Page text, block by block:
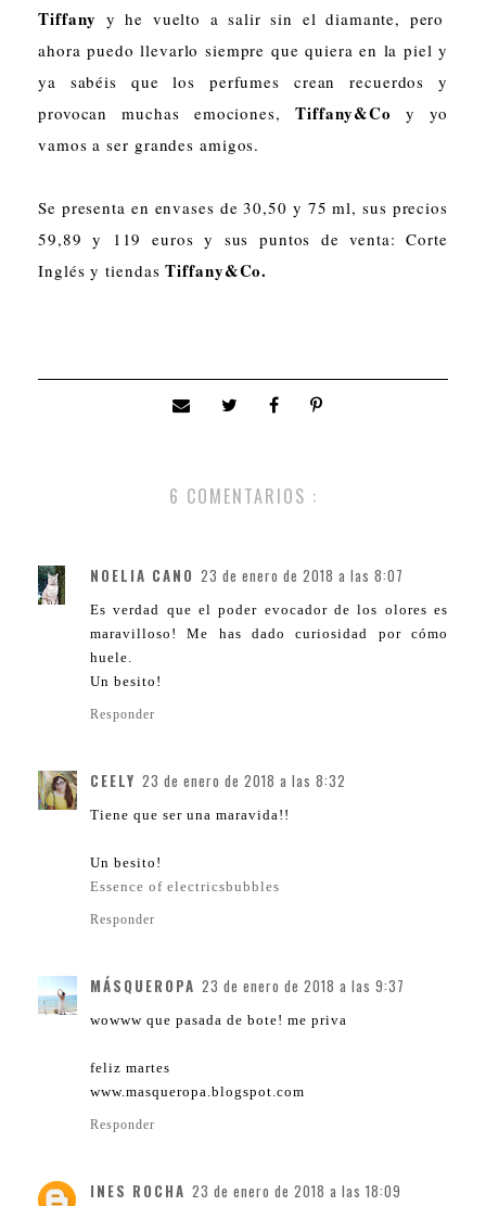
Tiffany y he vuelto a salir sin el diamante, pero
ahora puedo llevarlo siempre que quiera en la piel y
ya sabéis que los perfumes crean recuerdos y
provocan muchas emociones,Tiffany&Co
y yo
vamos a ser grandes amigos.
Se presenta en envases de 30,50 y 75 ml, sus precios
59,89 y 119 euros y sus puntos de venta: Corte
Inglés y tiendas Tiffany&Co.
6 COMENTARIOS :
NOELIA CANO 23 de enero de 2018 a las 8:07
Es verdad que el poder evocador de los olores es
maravilloso! Me has dado curiosidad por cómo
huele.
Un besito!
Responder
CEELY 23 de enero de 2018 a las 8:32
Tiene que ser una maravida!!
Un besito!
Essence of electricsbubbles
Responder
MÁSQUEROPA 23 de enero de 2018 a las 9:37
wowww que pasada de bote! me priva
feliz martes
www.masqueropa.blogspot.com
Responder
INES ROCHA 23 de enero de 2018 a las 18:09